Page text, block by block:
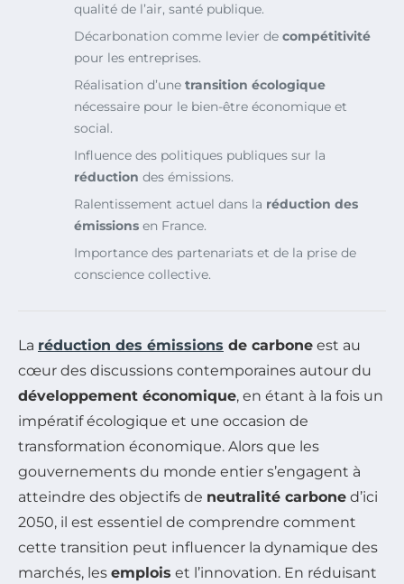
qualité de l’air, santé publique.
Décarbonation comme levier de compétitivité
pour les entreprises.
Réalisation d’une transition écologique
nécessaire pour le bien-être économique et
social.
Influence des politiques publiques sur la
réduction des émissions.
Ralentissement actuel dans la réduction des
émissions en France.
Importance des partenariats et de la prise de
conscience collective.
La réduction des émissions de carbone est au
cœur des discussions contemporaines autour du
développement économique, en étant à la fois un
impératif écologique et une occasion de
transformation économique. Alors que les
gouvernements du monde entier s’engagent à
atteindre des objectifs de neutralité carbone d’ici
2050, il est essentiel de comprendre comment
cette transition peut influencer la dynamique des
marchés, les emplois et l’innovation. En réduisant